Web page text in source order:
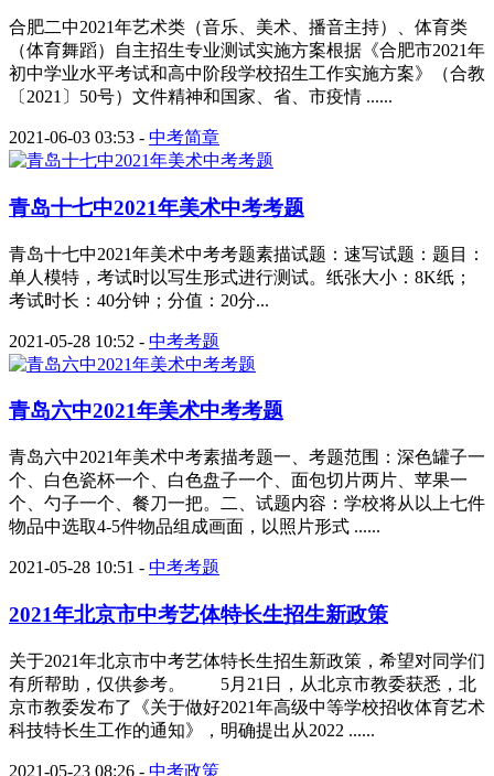
合肥二中2021年艺术类（音乐、美术、播音主持）、体育类
（体育舞蹈）自主招生专业测试实施方案根据《合肥市2021年
初中学业水平考试和高中阶段学校招生工作实施方案》（合教
〔2021〕50号）文件精神和国家、省、市疫情 ......
2021-06-03 03:53 - 中考简章
青岛十七中2021年美术中考考题
青岛十七中2021年美术中考考题素描试题：速写试题：题目：
单人模特，考试时以写生形式进行测试。纸张大小：8K纸；
考试时长：40分钟；分值：20分...
2021-05-28 10:52 - 中考考题
青岛六中2021年美术中考考题
青岛六中2021年美术中考素描考题一、考题范围：深色罐子一
个、白色瓷杯一个、白色盘子一个、面包切片两片、苹果一
个、勺子一个、餐刀一把。二、试题内容：学校将从以上七件
物品中选取4-5件物品组成画面，以照片形式 ......
2021-05-28 10:51 - 中考考题
2021年北京市中考艺体特长生招生新政策
关于2021年北京市中考艺体特长生招生新政策，希望对同学们
有所帮助，仅供参考。 5月21日，从北京市教委获悉，北
京市教委发布了《关于做好2021年高级中等学校招收体育艺术
科技特长生工作的通知》，明确提出从2022 ......
2021-05-23 08:26 - 中考政策